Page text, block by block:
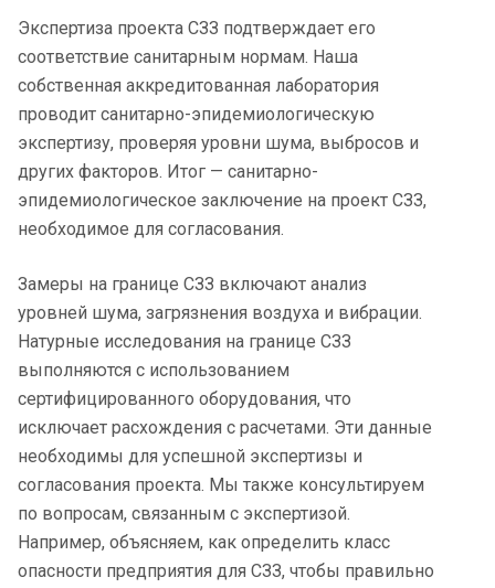
Экспертиза проекта СЗЗ подтверждает его
соответствие санитарным нормам. Наша
собственная аккредитованная лаборатория
проводит санитарно-эпидемиологическую
экспертизу, проверяя уровни шума, выбросов и
других факторов. Итог — санитарно-
эпидемиологическое заключение на проект СЗЗ,
необходимое для согласования.
Замеры на границе СЗЗ включают анализ
уровней шума, загрязнения воздуха и вибрации.
Натурные исследования на границе СЗЗ
выполняются с использованием
сертифицированного оборудования, что
исключает расхождения с расчетами. Эти данные
необходимы для успешной экспертизы и
согласования проекта. Мы также консультируем
по вопросам, связанным с экспертизой.
Например, объясняем, как определить класс
опасности предприятия для СЗЗ, чтобы правильно